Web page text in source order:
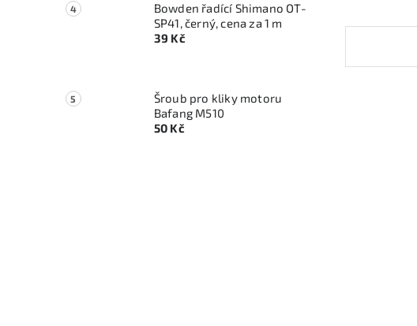
Bowden řadící Shimano OT-
SP41, černý, cena za 1 m
39 Kč
Šroub pro kliky motoru
Bafang M510
50 Kč